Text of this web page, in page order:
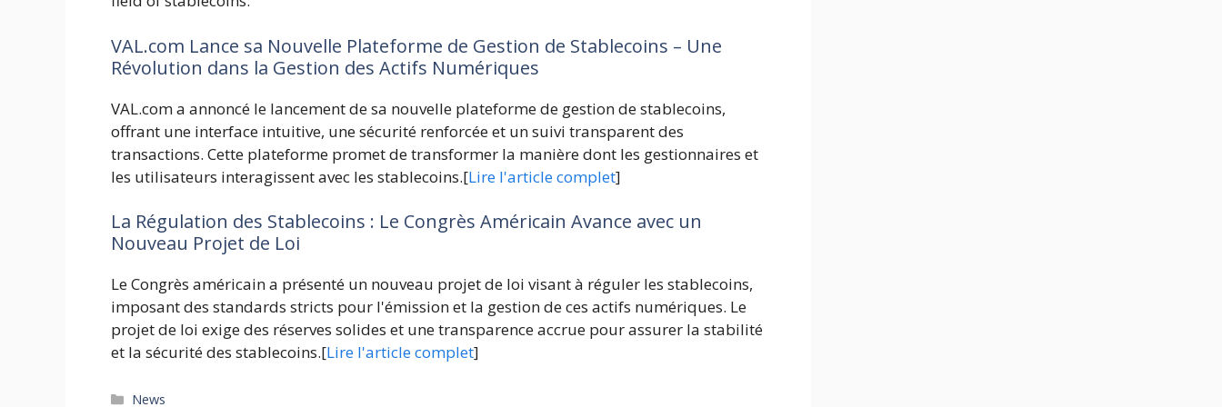
VAL.com Lance sa Nouvelle Plateforme de Gestion de Stablecoins – Une
Révolution dans la Gestion des Actifs Numériques
VAL.com a annoncé le lancement de sa nouvelle plateforme de gestion de stablecoins,
offrant une interface intuitive, une sécurité renforcée et un suivi transparent des
transactions. Cette plateforme promet de transformer la manière dont les gestionnaires et
les utilisateurs interagissent avec les stablecoins.[Lire l'article complet]
La Régulation des Stablecoins : Le Congrès Américain Avance avec un
Nouveau Projet de Loi
Le Congrès américain a présenté un nouveau projet de loi visant à réguler les stablecoins,
imposant des standards stricts pour l'émission et la gestion de ces actifs numériques. Le
projet de loi exige des réserves solides et une transparence accrue pour assurer la stabilité
et la sécurité des stablecoins.[Lire l'article complet]
Catégories
News